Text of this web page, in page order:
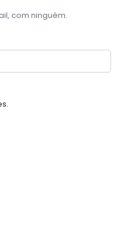
com ninguém.